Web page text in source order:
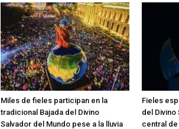
Miles de fieles participan en la
tradicional Bajada del Divino
Salvador del Mundo pese a la lluvia
Fieles
del Divino
central